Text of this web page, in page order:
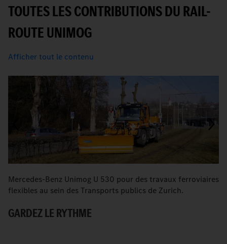
TOUTES LES CONTRIBUTIONS DU RAIL-
ROUTE UNIMOG
Afficher tout le contenu
Mercedes-Benz Unimog U 530 pour des travaux ferroviaires
flexibles au sein des Transports publics de Zurich.
GARDEZ LE RYTHME